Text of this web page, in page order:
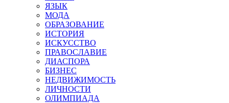
ЯЗЫК
МОДА
ОБРАЗОВАНИЕ
ИСТОРИЯ
ИСКУССТВО
ПРАВОСЛАВИЕ
ДИАСПОРА
БИЗНЕС
НЕДВИЖИМОСТЬ
ЛИЧНОСТИ
ОЛИМПИАДА